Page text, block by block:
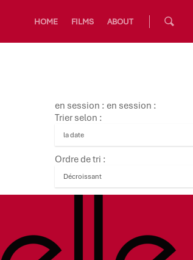
HOME FILMS ABOUT
en session : en session :
Trier selon :
Ordre de tri :